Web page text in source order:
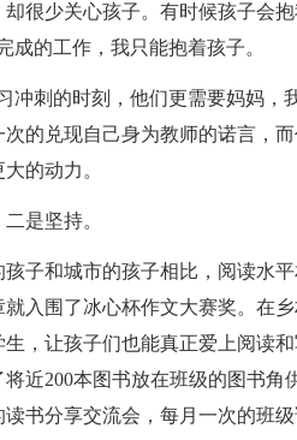
很少关心孩子。有时候孩子会
成的工作，我只能抱着孩子。
冲刺的时刻，他们更需要妈妈，
的兑现自己身为教师的诺言，
的动力。
是坚持。
子和城市的孩子相比，阅读水
入围了冰心杯作文大赛奖。在
生，让孩子们也能真正爱上阅读
近200本图书放在班级的图书角
书分享交流会，每月一次的班